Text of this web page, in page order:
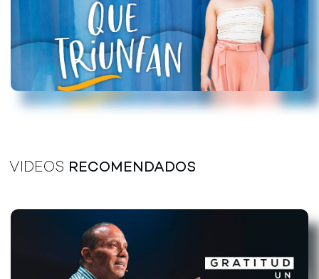
VIDEOS RECOMENDADOS